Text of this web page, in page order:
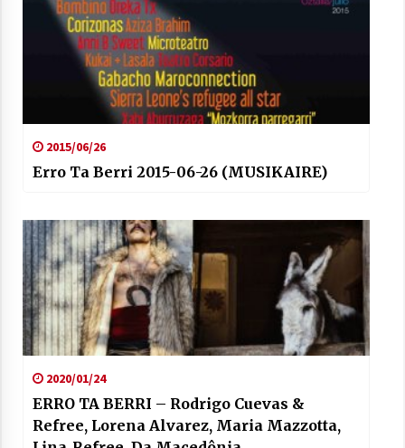
2015/06/26
Erro Ta Berri 2015-06-26 (MUSIKAIRE)
2020/01/24
ERRO TA BERRI – Rodrigo Cuevas &
Refree, Lorena Alvarez, Maria Mazzotta,